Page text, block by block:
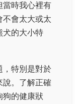
當時我心裡有
會太大或太
犬的大小特
，特別是對於
。了解正確
狗的健康狀